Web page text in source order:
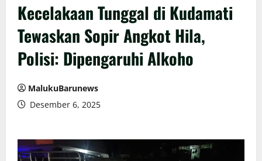
Kecelakaan Tunggal di Kudamati
Tewaskan Sopir Angkot Hila,
Polisi: Dipengaruhi Alkoho
MalukuBarunews
Desember 6, 2025